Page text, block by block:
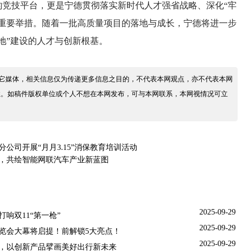
技平台，更是宁德贯彻落实新时代人才强省战略、深化“牢
要举措。随着一批高质量项目的落地与成长，宁德将进一步
建设的人才与创新根基。
媒体，相关信息仅为传递更多信息之目的，不代表本网观点，亦不代表本网
如稿件版权单位或个人不想在本网发布，可与本网联系，本网视情况可立
公司开展“月月3.15”消保教育培训活动
共绘智能网联汽车产业新蓝图
响双11“第一枪” 2025-09-29
会大幕将启提！前解锁5大亮点！ 2025-09-29
以创新产品擘画美好出行新未来 2025-09-29